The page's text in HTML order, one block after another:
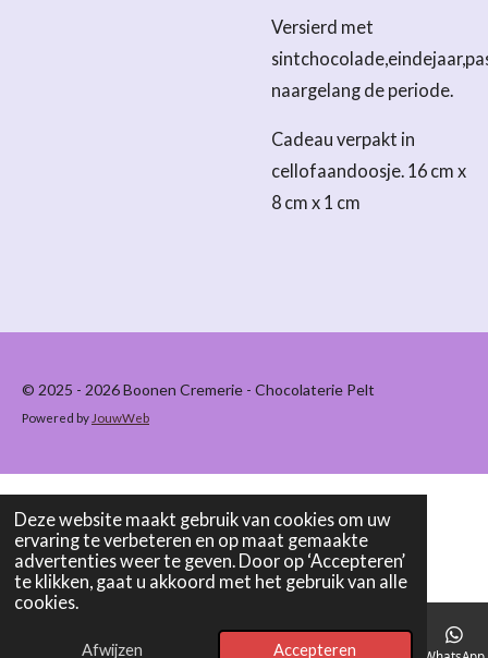
Deze website maakt gebruik van cookies om uw
ervaring te verbeteren en op maat gemaakte
advertenties weer te geven. Door op ‘Accepteren’
te klikken, gaat u akkoord met het gebruik van alle
cookies.
Afwijzen Accepteren
Versierd met
naargelang de periode.
Cadeau verpakt in
cellofaandoosje. 16 cm x
8 cm x 1 cm
© 2025 - 2026 Boonen Cremerie - Chocolaterie Pelt
Powered by JouwWeb